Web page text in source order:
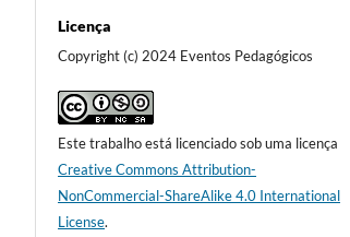
Licença
Copyright (c) 2024 Eventos Pedagógicos
Este trabalho está licenciado sob uma licença
Creative Commons Attribution-
NonCommercial-ShareAlike 4.0 International
License.